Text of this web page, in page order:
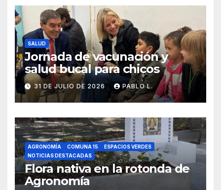
SALUD
Jornada de vacunación y
salud bucal para chicos
31 DE JULIO DE 2026 PABLO L.
AGRONOMÍA COMUNA 15
ESPACIOS VERDES
NOTICIAS DESTACADAS
Flora nativa en la rotonda de
Agronomía